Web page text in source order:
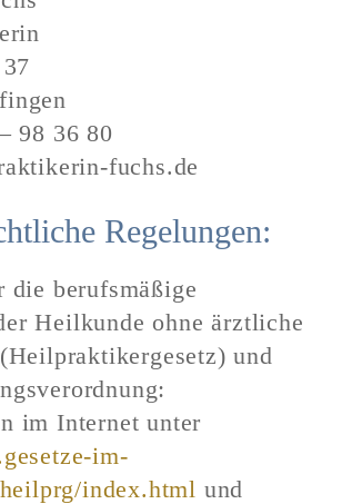
98 36 80
fuchs.de
Regelungen:
die berufsmäßige
Heilkunde ohne ärztliche
und
im Internet unter
im-
index.html und